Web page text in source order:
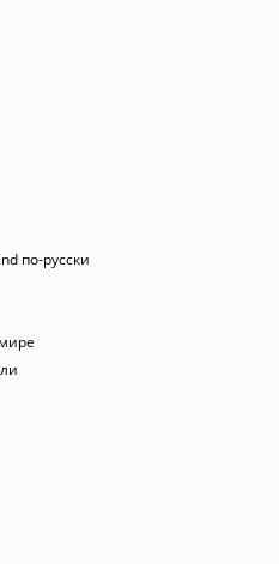
по-русски